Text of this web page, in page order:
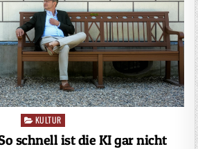
Posted
in
KULTUR
schnell ist die KI gar nicht